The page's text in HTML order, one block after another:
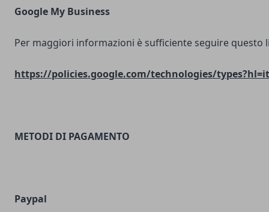
Google My Business
Per maggiori informazioni è sufficiente seguire questo
https://policies.google.com/technologies/types?hl=it
METODI DI PAGAMENTO
Paypal